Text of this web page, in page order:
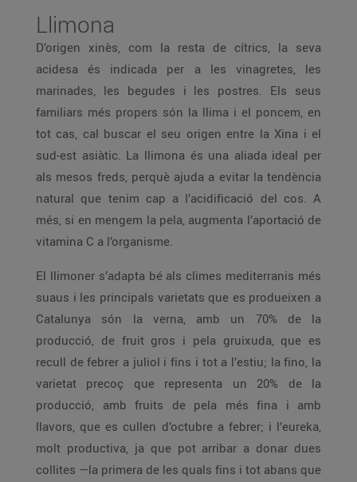
Llimona
D’origen xinès, com la resta de cítrics, la seva
acidesa és indicada per a les vinagretes, les
marinades, les begudes i les postres. Els seus
familiars més propers són la llima i el poncem, en
tot cas, cal buscar el seu origen entre la Xina i el
sud-est asiàtic. La llimona és una aliada ideal per
als mesos freds, perquè ajuda a evitar la tendència
natural que tenim cap a l’acidificació del cos. A
més, si en mengem la pela, augmenta l’aportació de
vitamina C a l’organisme.
El llimoner s’adapta bé als climes mediterranis més
suaus i les principals varietats que es produeixen a
Catalunya són la verna, amb un 70% de la
producció, de fruit gros i pela gruixuda, que es
recull de febrer a juliol i fins i tot a l’estiu; la fino, la
varietat precoç que representa un 20% de la
producció, amb fruits de pela més fina i amb
llavors, que es cullen d’octubre a febrer; i l’eureka,
molt productiva, ja que pot arribar a donar dues
collites —la primera de les quals fins i tot abans que